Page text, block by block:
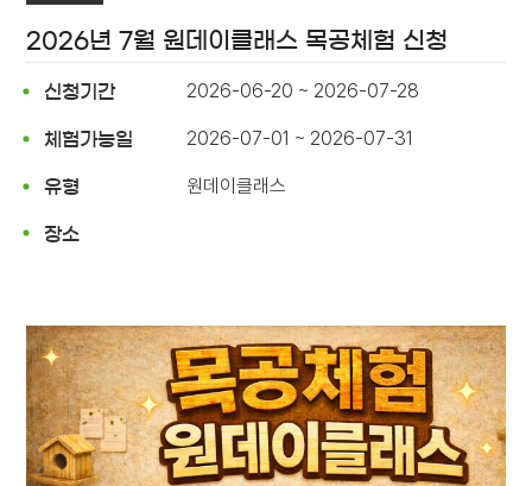
2026년 7월 원데이클래스 목공체험 신청
신청기간 2026-06-20 ~ 2026-07-28
체험가능일 2026-07-01 ~ 2026-07-31
유형 원데이클래스
장소